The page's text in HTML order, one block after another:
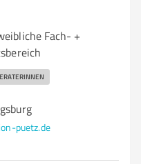
Fach- +
puetz.de